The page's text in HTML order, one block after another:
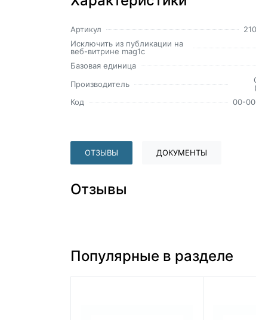
Артикул
Исключить из публикации на
веб-витрине mag1c
Базовая единица
Производитель
Код
00-
ОТЗЫВЫ ДОКУМЕНТЫ
Отзывы
Популярные в разделе